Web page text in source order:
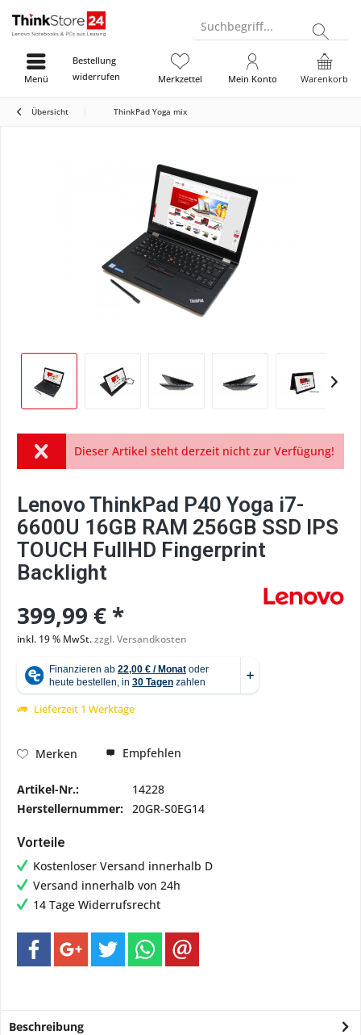
Suchbegriff...
Bestellung
widerrufen
Warenkorb
Merkzettel Mein Konto
Menü
Übersicht ThinkPad Yoga mix
Dieser Artikel steht derzeit nicht zur Verfügung!
Lenovo ThinkPad P40 Yoga i7-
6600U 16GB RAM 256GB SSD IPS
TOUCH FullHD Fingerprint
Backlight
399,99 € *
inkl. 19 % MwSt.zzgl. Versandkosten
Lieferzeit 1 Werktage
Merken Empfehlen
Artikel-Nr.:
14228
Herstellernummer: 20GR-S0EG14
Vorteile
Kostenloser Versand innerhalb D
Versand innerhalb von 24h
14 Tage Widerrufsrecht
Beschreibung